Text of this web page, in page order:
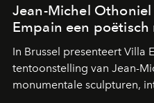
Jean-Michel
Empain een
In Brussel presenteert Villa
tentoonstelling van Jean-
monumentale sculpturen,